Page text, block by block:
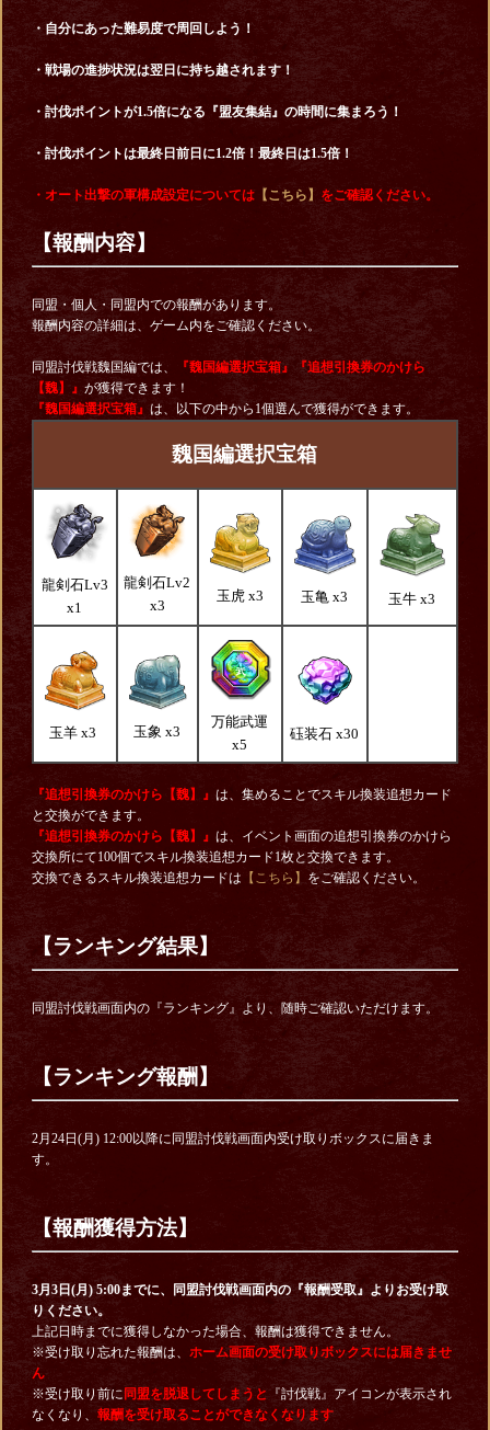
・自分にあった難易度で周回しよう！
・戦場の進捗状況は翌日に持ち越されます！
・討伐ポイントが1.5倍になる『盟友集結』の時間に集まろう！
・討伐ポイントは最終日前日に1.2倍！最終日は1.5倍！
・オート出撃の軍構成設定については【こちら】 をご確認ください。
【報酬内容】
同盟・個人・同盟内での報酬があります。
報酬内容の詳細は、ゲーム内をご確認ください。
同盟討伐戦魏国編では、 『魏国編選択宝箱』
『追想引換券のかけら
【魏】 』 が獲得できます！
『魏国編選択宝箱』 は、以下の中から1個選んで獲得ができます。
魏国編選択宝箱
龍剣石Lv3
x1
龍剣石Lv2
x3
玉虎 x3 玉亀 x3 玉牛 x3
玉羊 x3 玉象 x3
万能武運
x5
砡装石 x30
『追想引換券のかけら【魏】』 は、集めることでスキル換装追想カード
と交換ができます。
『追想引換券のかけら【魏】』 は、イベント画面の追想引換券のかけら
交換所にて100個でスキル換装追想カード1枚と交換できます。
交換できるスキル換装追想カードは 【こちら】 をご確認ください。
【ランキング結果】
同盟討伐戦画面内の『ランキング』より、随時ご確認いただけます。
【ランキング報酬】
2月24日(月) 12:00以降に同盟討伐戦画面内受け取りボックスに届きま
す。
【報酬獲得方法】
3月3日(月) 5:00までに、同盟討伐戦画面内の『報酬受取』よりお受け取
りください。
上記日時までに獲得しなかった場合、報酬は獲得できません。
※受け取り忘れた報酬は、 ホーム画面の受け取りボックスには届きませ
ん
※受け取り前に 同盟を脱退してしまうと
『討伐戦』アイコンが表示され
なくなり、 報酬を受け取ることができなくなります